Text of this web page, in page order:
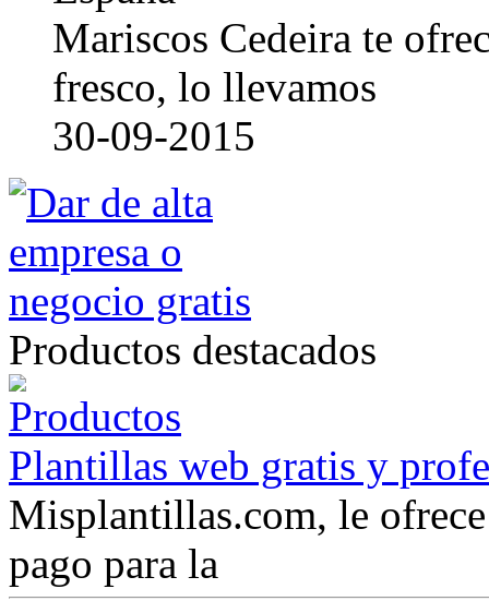
Mariscos Cedeira te
fresco, lo llevamos
30-09-2015
Productos destacados
Plantillas web gratis y
Misplantillas.com, le
pago para la